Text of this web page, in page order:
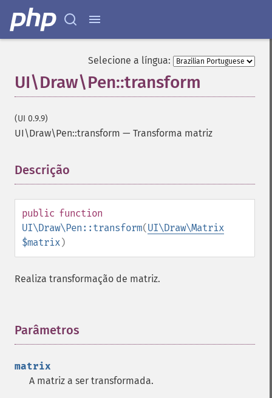
Selecione a língua:
UI\Draw\Pen::transform
(UI 0.9.9)
UI\Draw\Pen::transform — Transforma matriz
Descrição
public function
UI\Draw\Pen::transform(UI\Draw\Matrix
$matrix)
Realiza transformação de matriz.
Parâmetros
matrix
A matriz a ser transformada.